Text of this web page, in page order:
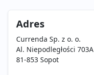
Adres
Currenda Sp. z o. o.
Al. Niepodległości 703A
81-853 Sopot